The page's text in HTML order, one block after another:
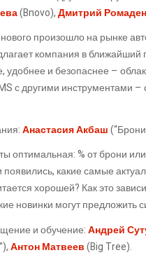
(Bnovo),Дмитрий
произошло на рынке
компания в ближайший
удобнее и безопаснее –
с другими инструментами
Анастасия Акбаш
оптимальная: % от брони
какие самые
хорошей? Как это
новинки могут предложить
и обучение:Андрей
Антон Матвеев(Big Tree).